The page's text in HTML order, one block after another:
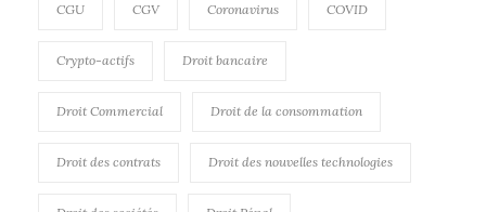
CGU CGV Coronavirus COVID
Crypto-actifs Droit bancaire
Droit Commercial Droit de la consommation
Droit des contrats Droit des nouvelles technologies